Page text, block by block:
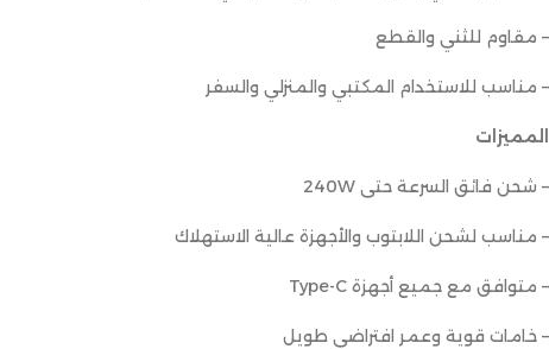
– مقاوم للثني والقطع
– مناسب للاستخدام المكتبي والمنزلي والسفر
المميزات
– شحن فائق السرعة حتى 240W
– مناسب لشحن اللابتوب والأجهزة عالية الاستهلاك
– متوافق مع جميع أجهزة Type-C
– خامات قوية وعمر افتراضي طويل